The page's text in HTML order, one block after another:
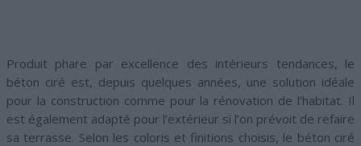
Produit phare par excellence des intérieurs tendances, le
béton ciré est, depuis quelques années, une solution idéale
pour la construction comme pour la rénovation de l’habitat. Il
est également adapté pour l’extérieur si l’on prévoit de refaire
sa terrasse. Selon les coloris et finitions choisis, le béton ciré